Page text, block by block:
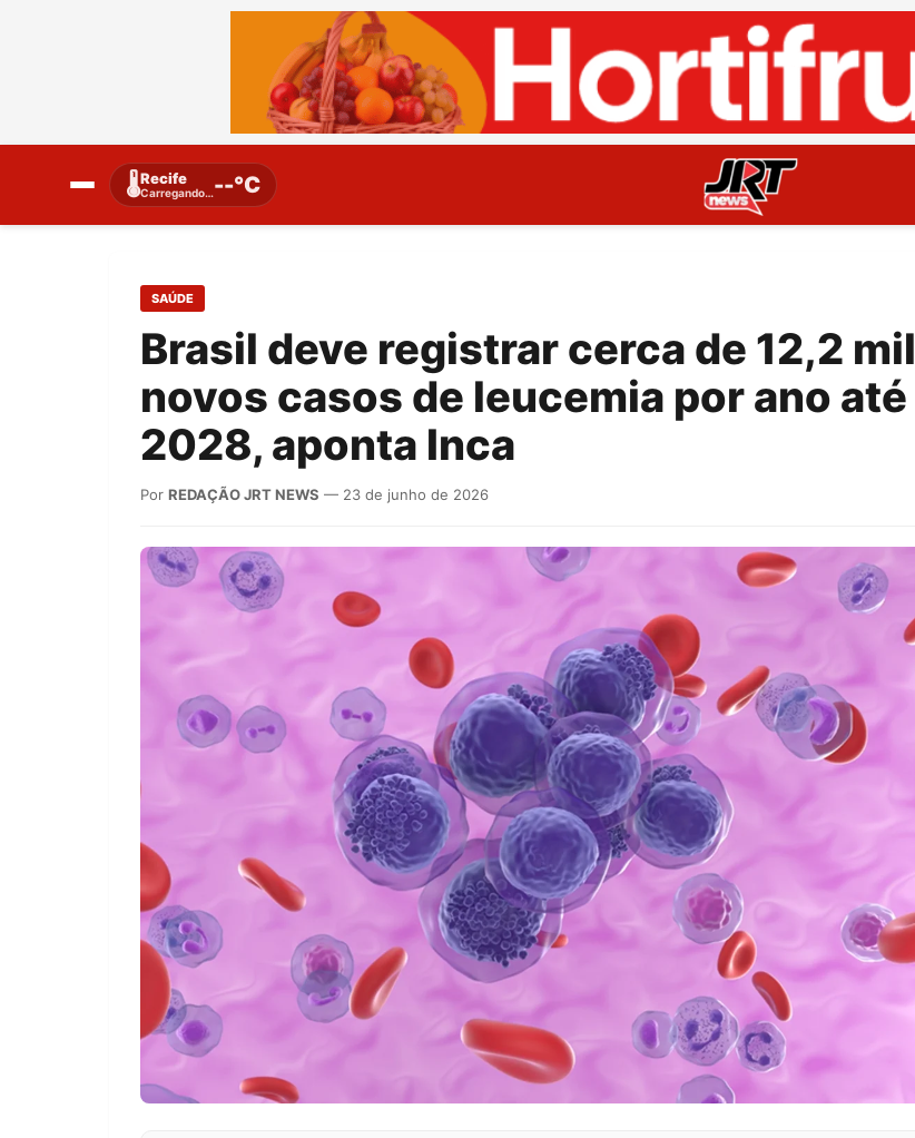
🌡️Recife
Carregando…--°C
SAÚDE
Brasil deve registrar cerca de 12,2 mil
novos casos de leucemia por ano até
2028, aponta Inca
Por REDAÇÃO JRT NEWS — 23 de junho de 2026